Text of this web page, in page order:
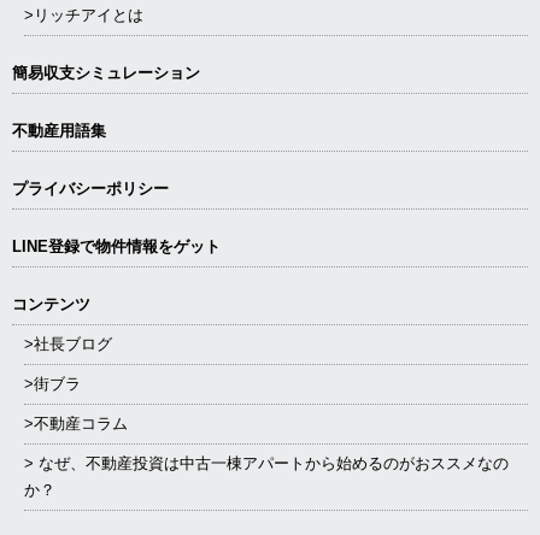
>リッチアイとは
簡易収支シミュレーション
不動産用語集
プライバシーポリシー
LINE登録で物件情報をゲット
コンテンツ
>社長ブログ
>街ブラ
>不動産コラム
> なぜ、不動産投資は中古一棟アパートから始めるのがおススメなの
か？